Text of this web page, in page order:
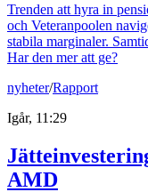
Trenden att hyra in
och Veteranpoolen
stabila marginaler.
Har den mer att ge?
nyheter/Rapport
Igår, 11:29
AMD